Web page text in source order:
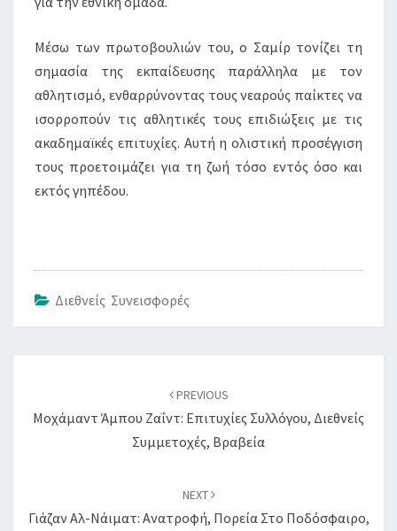
Μέσω των πρωτοβουλιών του, ο Σαμίρ τονίζει τη
σημασία της εκπαίδευσης παράλληλα με τον
αθλητισμό, ενθαρρύνοντας τους νεαρούς παίκτες να
ισορροπούν τις αθλητικές τους επιδιώξεις με τις
ακαδημαϊκές επιτυχίες. Αυτή η ολιστική προσέγγιση
τους προετοιμάζει για τη ζωή τόσο εντός όσο και
εκτός γηπέδου.
Διεθνείς Συνεισφορές
PREVIOUS
Μοχάμαντ Άμπου Ζαΐντ: Επιτυχίες Συλλόγου, Διεθνείς
Συμμετοχές, Βραβεία
NEXT
Γιάζαν Αλ-Νάιματ: Ανατροφή, Πορεία Στο Ποδόσφαιρο,